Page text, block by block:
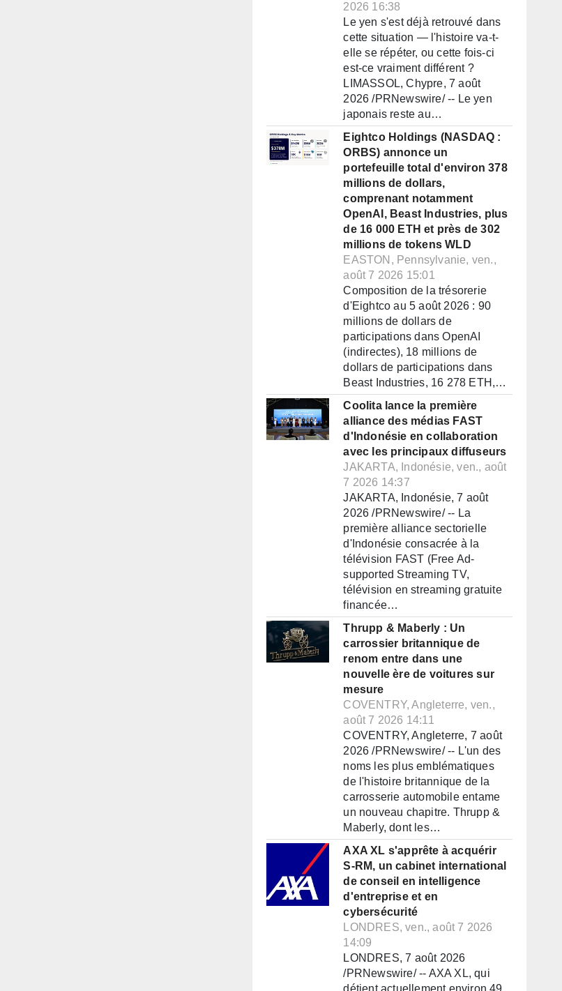
2026 16:38
Le yen s'est déjà retrouvé dans
cette situation — l'histoire va-t-
elle se répéter, ou cette fois-ci
est-ce vraiment différent ?
LIMASSOL, Chypre, 7 août
2026 /PRNewswire/ -- Le yen
japonais reste au…
Eightco Holdings (NASDAQ :
ORBS) annonce un
portefeuille total d'environ 378
millions de dollars,
comprenant notamment
OpenAI, Beast Industries, plus
de 16 000 ETH et près de 302
millions de tokens WLD
EASTON, Pennsylvanie, ven.,
août 7 2026 15:01
Composition de la trésorerie
d'Eightco au 5 août 2026 : 90
millions de dollars de
participations dans OpenAI
(indirectes), 18 millions de
dollars de participations dans
Beast Industries, 16 278 ETH,…
Coolita lance la première
alliance des médias FAST
d'Indonésie en collaboration
avec les principaux diffuseurs
JAKARTA, Indonésie, ven., août
7 2026 14:37
JAKARTA, Indonésie, 7 août
2026 /PRNewswire/ -- La
première alliance sectorielle
d'Indonésie consacrée à la
télévision FAST (Free Ad-
supported Streaming TV,
télévision en streaming gratuite
financée…
Thrupp & Maberly : Un
carrossier britannique de
renom entre dans une
nouvelle ère de voitures sur
mesure
COVENTRY, Angleterre, ven.,
août 7 2026 14:11
COVENTRY, Angleterre, 7 août
2026 /PRNewswire/ -- L'un des
noms les plus emblématiques
de l'histoire britannique de la
carrosserie automobile entame
un nouveau chapitre. Thrupp &
Maberly, dont les…
AXA XL s'apprête à acquérir
S-RM, un cabinet international
de conseil en intelligence
d'entreprise et en
cybersécurité
LONDRES, ven., août 7 2026
14:09
LONDRES, 7 août 2026
/PRNewswire/ -- AXA XL, qui
détient actuellement environ 49